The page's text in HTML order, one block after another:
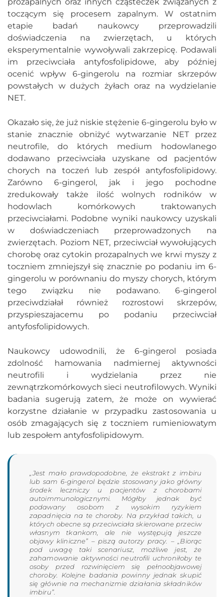
toczącym się procesem zapalnym. W ostatnim
etapie badań naukowcy przeprowadzili
doświadczenia na zwierzętach, u których
eksperymentalnie wywoływali zakrzepicę. Podawali
im przeciwciała antyfosfolipidowe, aby później
ocenić wpływ 6-gingerolu na rozmiar skrzepów
powstałych w dużych żyłach oraz na wydzielanie
NET.
Okazało się, że już niskie stężenie 6-gingerolu było w
stanie znacznie obniżyć wytwarzanie NET przez
neutrofile, do których medium hodowlanego
dodawano przeciwciała uzyskane od pacjentów
chorych na toczeń lub zespół antyfosfolipidowy.
Zarówno 6-gingerol, jak i jego pochodne
zredukowały także ilość wolnych rodników w
hodowlach komórkowych traktowanych
przeciwciałami. Podobne wyniki naukowcy uzyskali
w doświadczeniach przeprowadzonych na
zwierzętach. Poziom NET, przeciwciał wywołujących
chorobę oraz cytokin prozapalnych we krwi myszy z
toczniem zmniejszył się znacznie po podaniu im 6-
gingerolu w porównaniu do myszy chorych, którym
tego związku nie podawano. 6-gingerol
przeciwdziałał również rozrostowi skrzepów,
przyspieszajacemu po podaniu przeciwciał
antyfosfolipidowych.
Naukowcy udowodnili, że 6-gingerol posiada
zdolność hamowania nadmiernej aktywności
neutrofili i wydzielania przez nie
zewnątrzkomórkowych sieci neutrofilowych. Wyniki
badania sugerują zatem, że może on wywierać
korzystne działanie w przypadku zastosowania u
osób zmagających się z toczniem rumieniowatym
lub zespołem antyfosfolipidowym.
„Jest mało prawdopodobne, że ekstrakt z imbiru
lub sam 6-gingerol będzie stosowany jako główny
środek leczniczy u pacjentów z chorobami
autoimmunologicznymi. Mógłby jednak być
podawany osobom z wysokim ryzykiem
zapadnięcia na te choroby. Na przykład takich, u
których obecne są przeciwciała skierowane przeciw
własnym tkankom, ale nie występują jeszcze
objawy kliniczne” – piszą autorzy pracy. – „Biorąc
pod uwagę taki scenariusz, możliwe jest, że
zahamowanie aktywności neutrofili uchroniłoby te
osoby przed rozwinięciem się pełnoobjawowej
choroby. Kolejne badania powinny jednak skupić
się głównie na mechanizmie działania składników
imbiru”.